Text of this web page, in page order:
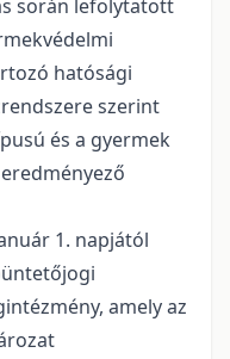
során lefolytatott
hatósági
szerint
és a gyermek
1. napjától
amely az